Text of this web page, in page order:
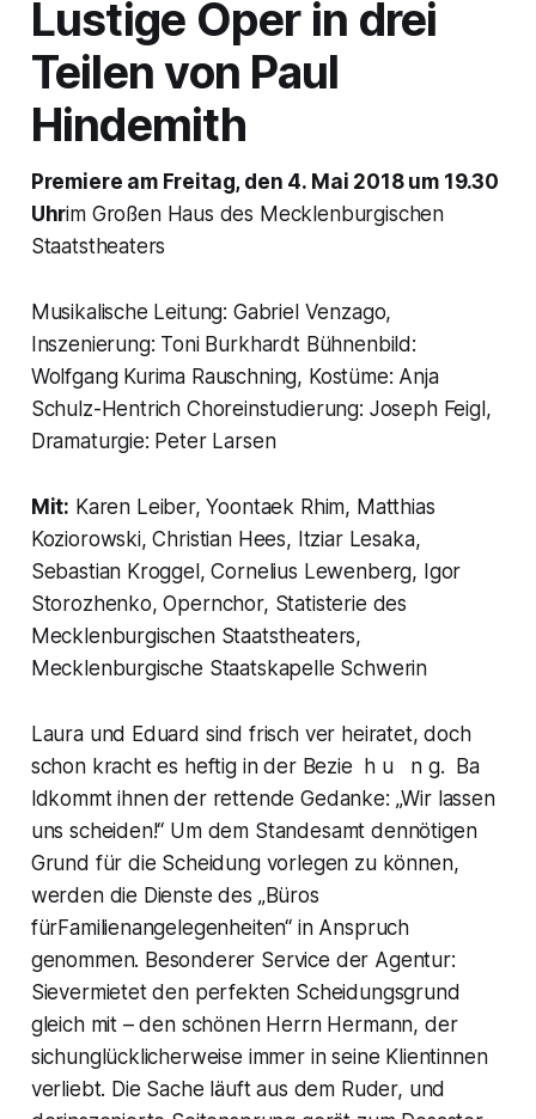
Lustige Oper in drei
Teilen von Paul
Hindemith
Premiere am Freitag, den 4. Mai 2018 um 19.30
Uhrim Großen Haus des Mecklenburgischen
Staatstheaters
Musikalische Leitung: Gabriel Venzago,
Inszenierung: Toni Burkhardt Bühnenbild:
Wolfgang Kurima Rauschning, Kostüme: Anja
Schulz-Hentrich Choreinstudierung: Joseph Feigl,
Dramaturgie: Peter Larsen
Mit: Karen Leiber, Yoontaek Rhim, Matthias
Koziorowski, Christian Hees, Itziar Lesaka,
Sebastian Kroggel, Cornelius Lewenberg, Igor
Storozhenko, Opernchor, Statisterie des
Mecklenburgischen Staatstheaters,
Mecklenburgische Staatskapelle Schwerin
Laura und Eduard sind frisch ver heiratet, doch
schon kracht es heftig in der Bezie h u n g. Ba
ldkommt ihnen der rettende Gedanke: „Wir lassen
uns scheiden!“ Um dem Standesamt dennötigen
Grund für die Scheidung vorlegen zu können,
werden die Dienste des „Büros
fürFamilienangelegenheiten“ in Anspruch
genommen. Besonderer Service der Agentur:
Sievermietet den perfekten Scheidungsgrund
gleich mit – den schönen Herrn Hermann, der
sichunglücklicherweise immer in seine Klientinnen
verliebt. Die Sache läuft aus dem Ruder, und